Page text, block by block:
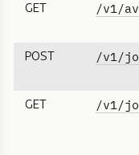
GET /v1/
POST /v1/
GET /v1/